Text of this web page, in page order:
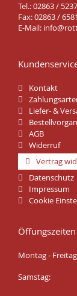
Tel.: 02863 / 5237
Fax: 02863 / 6581
E-Mail:
Kontakt
Liefer- &
AGB
Widerruf
Vertrag
Datenschutz
Impressum
Cookie
Montag -
Samstag: